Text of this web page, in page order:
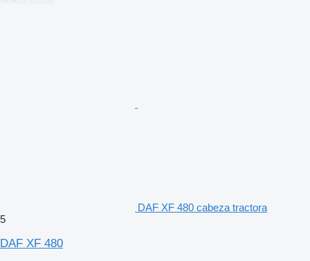
DAF XF 480 cabeza tractora
5
DAF XF 480